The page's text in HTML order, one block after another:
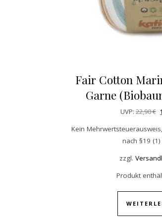
Fair Cotton
Garne
UVP: 22,90€
Kein
nach §19 (1)
zzgl.
Produkt